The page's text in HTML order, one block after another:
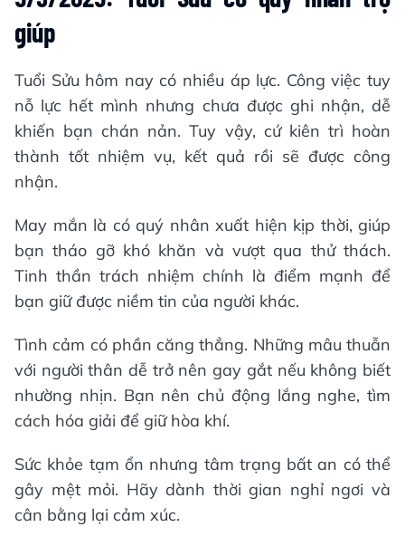
giúp
Tuổi Sửu hôm nay có nhiều áp lực. Công việc tuy
nỗ lực hết mình nhưng chưa được ghi nhận, dễ
khiến bạn chán nản. Tuy vậy, cứ kiên trì hoàn
thành tốt nhiệm vụ, kết quả rồi sẽ được công
nhận.
May mắn là có quý nhân xuất hiện kịp thời, giúp
bạn tháo gỡ khó khăn và vượt qua thử thách.
Tinh thần trách nhiệm chính là điểm mạnh để
bạn giữ được niềm tin của người khác.
Tình cảm có phần căng thẳng. Những mâu thuẫn
với người thân dễ trở nên gay gắt nếu không biết
nhường nhịn. Bạn nên chủ động lắng nghe, tìm
cách hóa giải để giữ hòa khí.
Sức khỏe tạm ổn nhưng tâm trạng bất an có thể
gây mệt mỏi. Hãy dành thời gian nghỉ ngơi và
cân bằng lại cảm xúc.